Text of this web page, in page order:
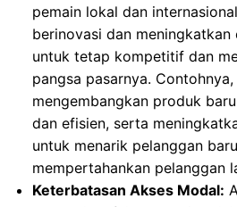
pemain lokal dan
berinovasi dan meningkatkan
untuk tetap kompetitif dan
pangsa pasarnya.
mengembangkan produk
dan efisien, serta
untuk menarik pelanggan
mempertahankan pelanggan
Keterbatasan Akses Modal: